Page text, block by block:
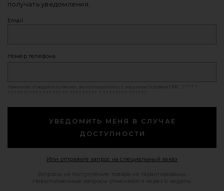
получать уведомления.
Email
Номер телефона
Нажимая «Уведомить меня», вы соглашаетесь с нашими Условия СМС
УВЕДОМИТЬ МЕНЯ В СЛУЧАЕ
ДОСТУПНОСТИ
Или отправьте запрос на специальный заказ
Запросы на поступление товара не гарантированы.
Невыполненные запросы отменяются через 6 недель.